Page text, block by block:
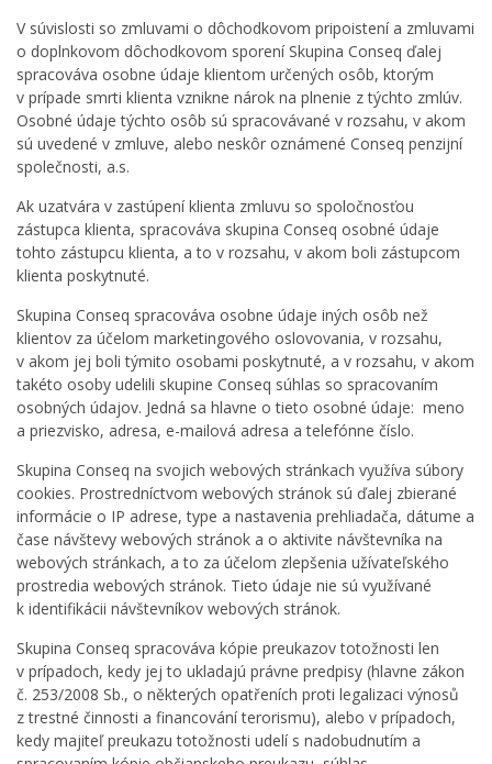
V súvislosti so zmluvami o dôchodkovom pripoistení a zmluvami
o doplnkovom dôchodkovom sporení Skupina Conseq ďalej
spracováva osobne údaje klientom určených osôb, ktorým
v prípade smrti klienta vznikne nárok na plnenie z týchto zmlúv.
Osobné údaje týchto osôb sú spracovávané v rozsahu, v akom
sú uvedené v zmluve, alebo neskôr oznámené Conseq penzijní
společnosti, a.s.
Ak uzatvára v zastúpení klienta zmluvu so spoločnosťou
zástupca klienta, spracováva skupina Conseq osobné údaje
tohto zástupcu klienta, a to v rozsahu, v akom boli zástupcom
klienta poskytnuté.
Skupina Conseq spracováva osobne údaje iných osôb než
klientov za účelom marketingového oslovovania, v rozsahu,
v akom jej boli týmito osobami poskytnuté, a v rozsahu, v akom
takéto osoby udelili skupine Conseq súhlas so spracovaním
osobných údajov. Jedná sa hlavne o tieto osobné údaje: meno
a priezvisko, adresa, e-mailová adresa a telefónne číslo.
Skupina Conseq na svojich webových stránkach využíva súbory
cookies. Prostredníctvom webových stránok sú ďalej zbierané
informácie o IP adrese, type a nastavenia prehliadača, dátume a
čase návštevy webových stránok a o aktivite návštevníka na
webových stránkach, a to za účelom zlepšenia užívateľského
prostredia webových stránok. Tieto údaje nie sú využívané
k identifikácii návštevníkov webových stránok.
Skupina Conseq spracováva kópie preukazov totožnosti len
v prípadoch, kedy jej to ukladajú právne predpisy (hlavne zákon
č. 253/2008 Sb., o některých opatřeních proti legalizaci výnosů
z trestné činnosti a financování terorismu), alebo v prípadoch,
kedy majiteľ preukazu totožnosti udelí s nadobudnutím a